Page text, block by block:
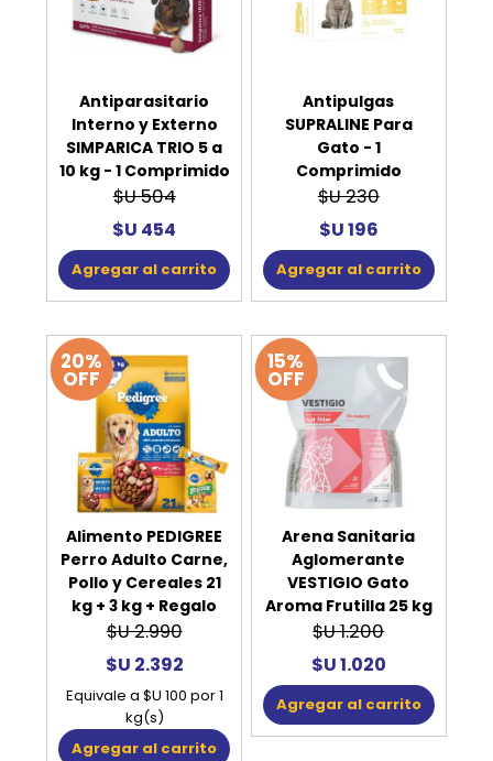
Antiparasitario
Interno y Externo
SIMPARICA TRIO 5 a
10 kg - 1 Comprimido
$U 504
$U 454
Agregar al carrito
Antipulgas
SUPRALINE Para
Gato - 1
Comprimido
$U 230
$U 196
Agregar al carrito
20%
OFF
Alimento PEDIGREE
Perro Adulto Carne,
Pollo y Cereales 21
kg + 3 kg + Regalo
$U 2.990
$U 2.392
Equivale a $U 100 por 1
kg(s)
Agregar al carrito
15%
OFF
Arena Sanitaria
Aglomerante
VESTIGIO Gato
Aroma Frutilla 25 kg
$U 1.200
$U 1.020
Agregar al carrito